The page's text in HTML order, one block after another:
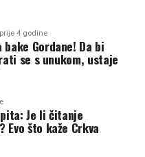
prije 4 godine
Gordane! Da bi
se s unukom, ustaje
Je li čitanje
Evo što kaže Crkva